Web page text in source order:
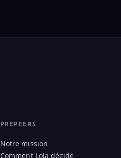
PREPEERS
Notre mission
Comment Lola décide